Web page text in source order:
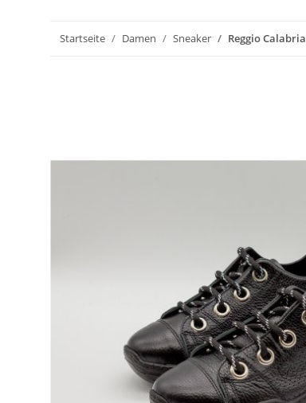
Startseite Damen Sneaker Reggio Calabria